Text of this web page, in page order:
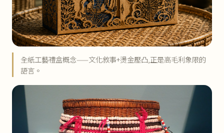
全紙工藝禮盒概念——文化敘事+燙金壓凸,正是高毛利象限的
語言。